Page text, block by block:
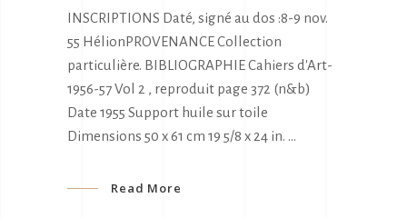
INSCRIPTIONS Daté, signé au dos :8-9 nov.
55 HélionPROVENANCE Collection
particulière. BIBLIOGRAPHIE Cahiers d'Art-
1956-57 Vol 2 , reproduit page 372 (n&b)
Date 1955 Support huile sur toile
Dimensions 50 x 61 cm 19 5/8 x 24 in.
Read More